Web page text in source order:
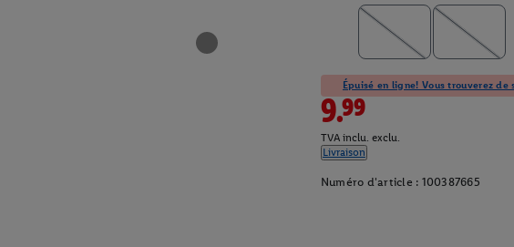
Épuisé en ligne! Vous trouverez
9.99
TVA inclu. exclu.
Livraison
Numéro d'article : 100387665